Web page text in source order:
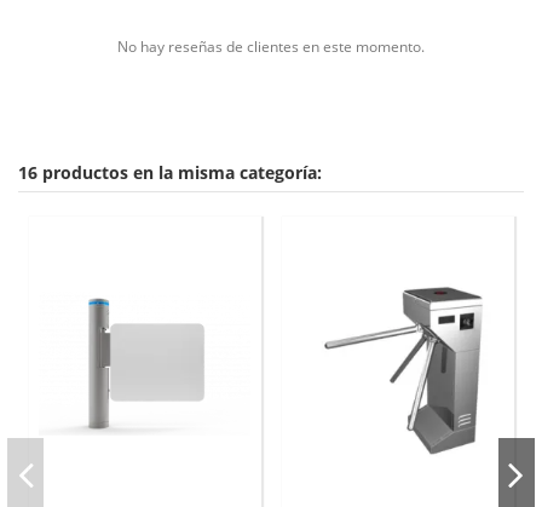
No hay reseñas de clientes en este momento.
16 productos en la misma categoría: